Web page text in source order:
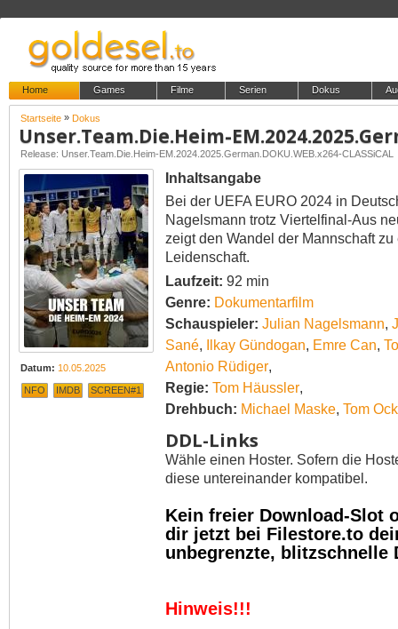
Home Games Filme Serien Dokus
Startseite » Dokus
Release: Unser.Team.Die.Heim-EM.2024.2025.German.DOKU.WEB.x264-CLASSiCAL
Datum: 10.05.2025
NFO IMDB SCREEN#1
Inhaltsangabe
Bei der UEFA EURO 2024 in
Nagelsmann trotz Viertelfinal-Aus
zeigt den Wandel der Mannschaft
Leidenschaft.
Laufzeit: 92 min
Genre: Dokumentarfilm
Schauspieler: Julian Nagelsmann,
Sané, Ilkay Gündogan, Emre Can,
Antonio Rüdiger,
Regie: Tom Häussler,
Drehbuch: Michael Maske, Tom
DDL-Links
Wähle einen Hoster. Sofern die
diese untereinander kompatibel.
Kein freier Download-Slot
dir jetzt bei Filestore.to
unbegrenzte, blitzschnelle
Hinweis!!!